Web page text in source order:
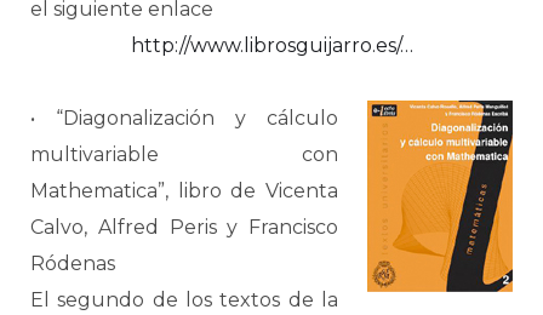
el siguiente enlace
http://www.librosguijarro.es/…
• “Diagonalización y cálculo
multivariable con
Mathematica”, libro de Vicenta
Calvo, Alfred Peris y Francisco
Ródenas
El segundo de los textos de la